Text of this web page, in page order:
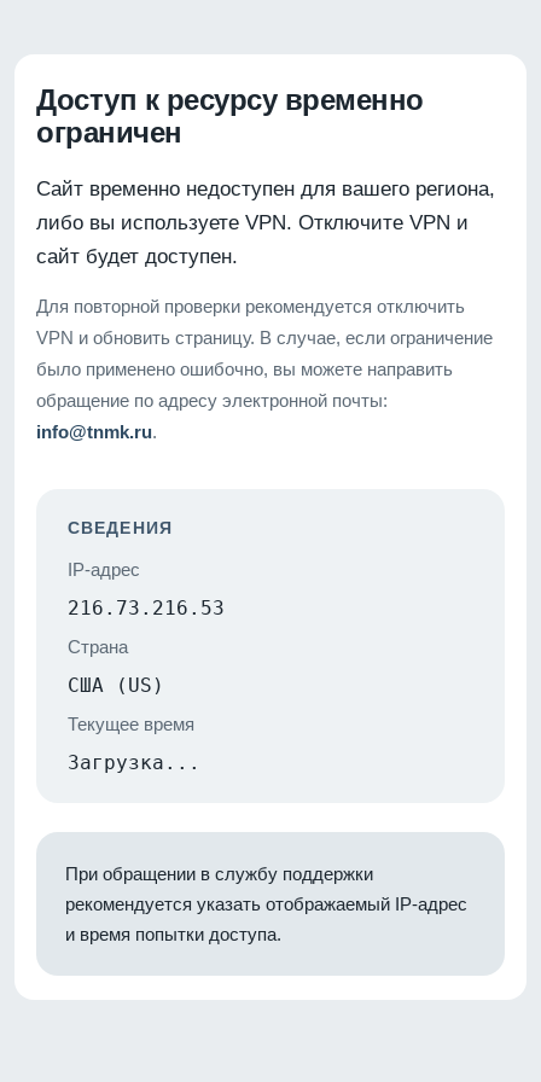
Доступ к ресурсу временно
ограничен
Сайт временно недоступен для вашего региона,
либо вы используете VPN. Отключите VPN и
сайт будет доступен.
Для повторной проверки рекомендуется отключить
VPN и обновить страницу. В случае, если ограничение
было применено ошибочно, вы можете направить
обращение по адресу электронной почты:
info@tnmk.ru.
СВЕДЕНИЯ
IP-адрес
216.73.216.53
Страна
США (US)
Текущее время
Загрузка...
При обращении в службу поддержки
рекомендуется указать отображаемый IP-адрес
и время попытки доступа.